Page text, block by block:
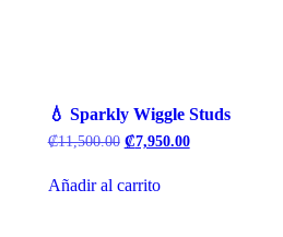
💧 Sparkly Wiggle Studs
₡11,500.00 El
original
era:
₡7,950.00El
Añadir al carrito